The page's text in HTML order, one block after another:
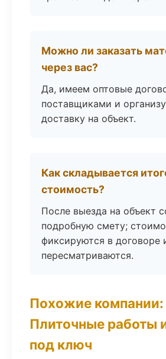
Можно ли заказать
через вас?
Да, имеем оптовые
поставщиками и
доставку на объект.
Как складывается
стоимость?
После выезда на объект
подробную смету;
фиксируются в договоре
пересматриваются.
Похожие компании:
Плиточные работы
под ключ